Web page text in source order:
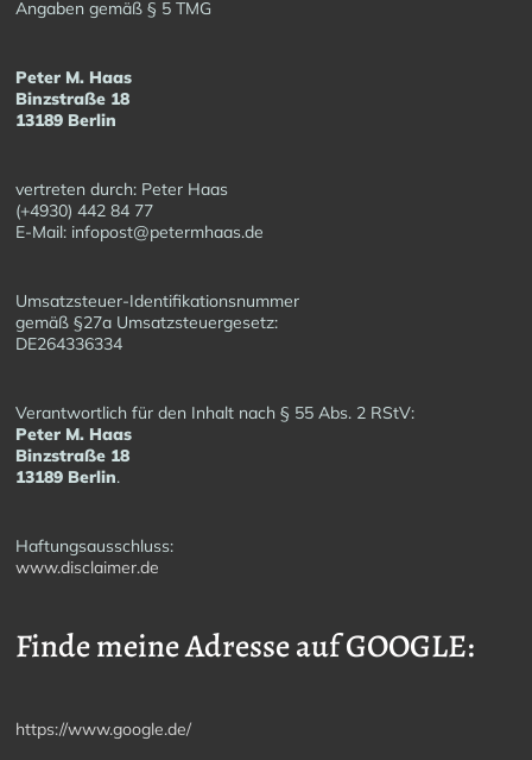
Angaben gemäß § 5 TMG
Peter M. Haas
Binzstraße 18
13189 Berlin
vertreten durch: Peter Haas
(+4930) 442 84 77
E-Mail: infopost@petermhaas.de
Umsatzsteuer-Identifikationsnummer
gemäß §27a Umsatzsteuergesetz:
DE264336334
Verantwortlich für den Inhalt nach § 55 Abs. 2 RStV:
Peter M. Haas
Binzstraße 18
13189 Berlin.
Haftungsausschluss:
www.disclaimer.de
Finde meine Adresse auf GOOGLE:
https://www.google.de/